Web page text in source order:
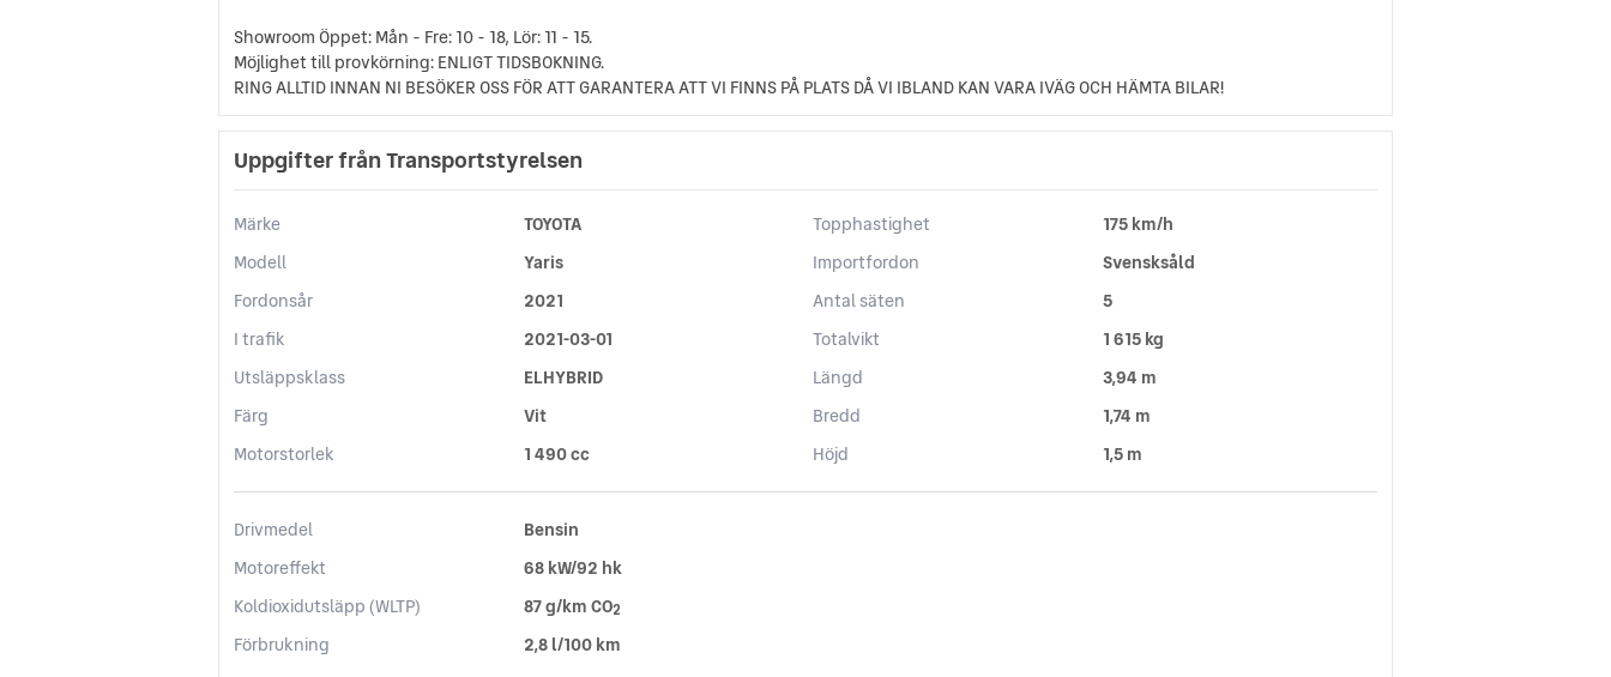
Showroom Öppet: Mån - Fre: 10 - 18, Lör: 11 - 15.
Möjlighet till provkörning: ENLIGT TIDSBOKNING.
RING ALLTID INNAN NI BESÖKER OSS FÖR ATT GARANTERA ATT VI FINNS PÅ PLATS DÅ VI IBLAND KAN VARA IVÄG OCH HÄMTA BILAR!
Uppgifter från Transportstyrelsen
Märke
TOYOTA
Modell
Yaris
Fordonsår
2021
I trafik
2021-03-01
Utsläppsklass
ELHYBRID
Färg
Vit
Motorstorlek
1 490 cc
Topphastighet
175 km/h
Importfordon
Svensksåld
Antal säten
5
Totalvikt
1 615 kg
Längd
3,94 m
Bredd
1,74 m
Höjd
1,5 m
Drivmedel
Bensin
Motoreffekt
68 kW/92 hk
Koldioxidutsläpp (WLTP)
87 g/km CO2
Förbrukning 2,8 l/100 km